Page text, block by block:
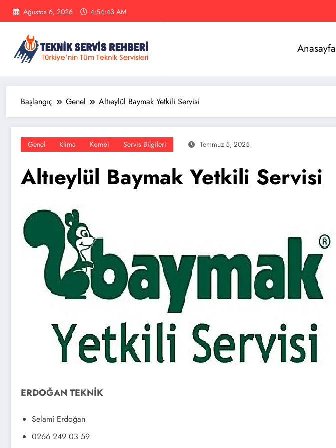
İçeriğe
Ağustos 6, 2026 4:54:43 AM
Anasayfa
Başlangıç Genel Altıeylül Baymak Yetkili Servisi
Genel Klima Kombi Servis Bilgileri Temmuz 5, 2025
Altıeylül Baymak Yetkili Servisi
ERDOĞAN TEKNİK
Selami Erdoğan
0266 249 03 59